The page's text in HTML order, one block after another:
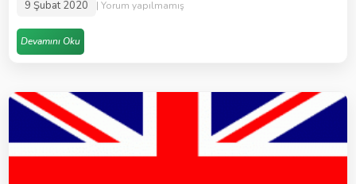
9 Şubat 2020 Yorum yapılmamış
Devamını Oku